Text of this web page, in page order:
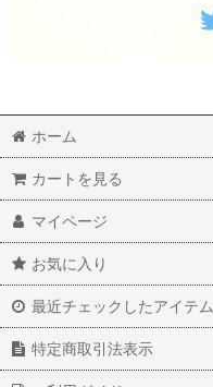
ホーム
カートを見る
マイページ
お気に入り
最近チェックしたアイテム
特定商取引法表示